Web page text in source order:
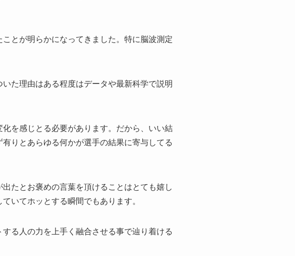
とが明らかになってきました。特に脳波測定
た理由はある程度はデータや最新科学で説明
を感じとる必要があります。だから、いい結
りとあらゆる何かが選手の結果に寄与してる
たとお褒めの言葉を頂けることはとても嬉し
いてホッとする瞬間でもあります。
る人の力を上手く融合させる事で辿り着ける